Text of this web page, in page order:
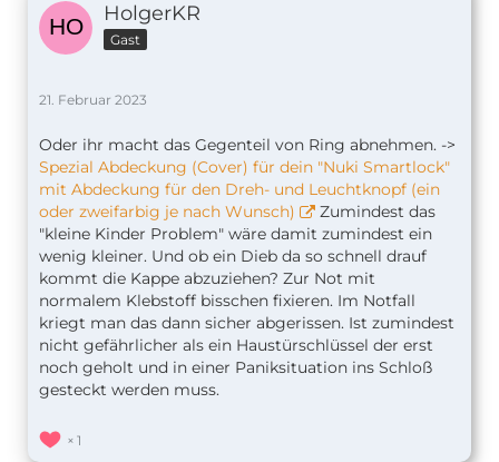
HolgerKR
Gast
21. Februar 2023
Oder ihr macht das Gegenteil von Ring abnehmen. ->
Spezial Abdeckung (Cover) für dein "Nuki Smartlock"
mit Abdeckung für den Dreh- und Leuchtknopf (ein
oder zweifarbig je nach Wunsch)
Zumindest das
"kleine Kinder Problem" wäre damit zumindest ein
wenig kleiner. Und ob ein Dieb da so schnell drauf
kommt die Kappe abzuziehen? Zur Not mit
normalem Klebstoff bisschen fixieren. Im Notfall
kriegt man das dann sicher abgerissen. Ist zumindest
nicht gefährlicher als ein Haustürschlüssel der erst
noch geholt und in einer Paniksituation ins Schloß
gesteckt werden muss.
1